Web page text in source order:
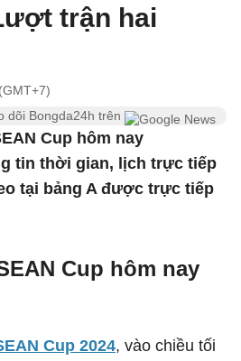
trận hai
dõi Bongda24h trên
Cup hôm nay
tin thời gian, lịch trực tiếp
tại bảng A được trực tiếp
Cup hôm nay
Cup 2024, vào chiều tối